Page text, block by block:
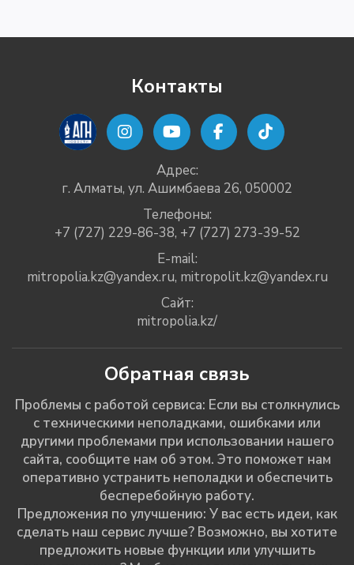
Контакты
Адрес:
г. Алматы, ул. Ашимбаева 26, 050002
Телефоны:
+7 (727) 229-86-38, +7 (727) 273-39-52
E-mail:
mitropolia.kz@yandex.ru, mitropolit.kz@yandex.ru
Сайт:
mitropolia.kz/
Обратная связь
Проблемы с работой сервиса: Если вы столкнулись
с техническими неполадками, ошибками или
другими проблемами при использовании нашего
сайта, сообщите нам об этом. Это поможет нам
оперативно устранить неполадки и обеспечить
бесперебойную работу.
Предложения по улучшению: У вас есть идеи, как
сделать наш сервис лучше? Возможно, вы хотите
предложить новые функции или улучшить